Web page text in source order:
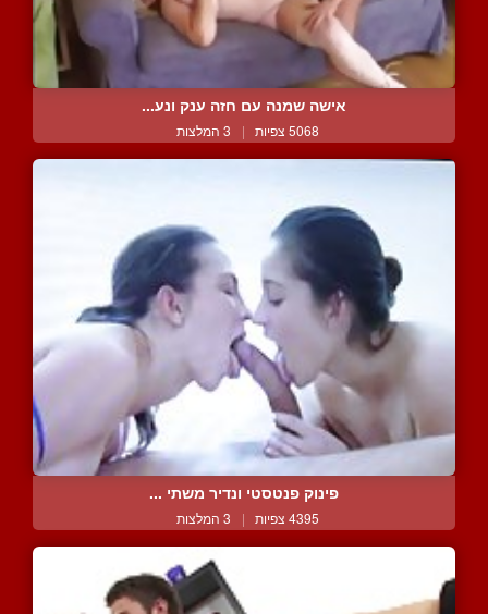
אישה שמנה עם חזה ענק ונע...
5068 צפיות | 3 המלצות
פינוק פנטסטי ונדיר משתי ...
4395 צפיות | 3 המלצות